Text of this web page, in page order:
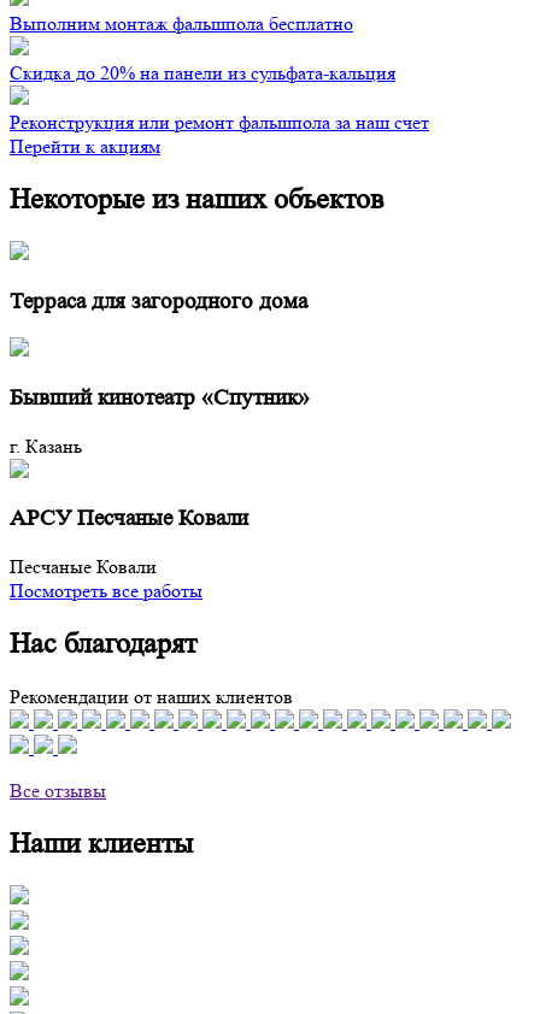
Выполним монтаж фальшпола бесплатно
Скидка до 20% на панели из сульфата-кальция
Реконструкция или ремонт фальшпола за наш счет
Перейти к акциям
Некоторые из наших объектов
Терраса для загородного дома
Бывший кинотеатр «Спутник»
г. Казань
АРСУ Песчаные Ковали
Песчаные Ковали
Посмотреть все работы
Нас благодарят
Рекомендации от наших клиентов
Все отзывы
Наши клиенты